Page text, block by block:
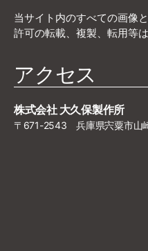
当サイト内のすべての画像
許可の転載、複製、転用等
アクセス
株式会社 大久保製作所
〒671-2543 兵庫県宍粟市山